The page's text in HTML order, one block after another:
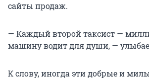
сайты продаж.
— Каждый второй таксист —
машину водит для души, —
К слову, иногда эти добрые и